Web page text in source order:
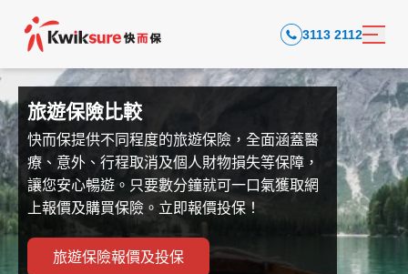
3113 2112
旅遊保險比較
快而保提供不同程度的旅遊保險，全面涵蓋醫
療、意外、行程取消及個人財物損失等保障，
讓您安心暢遊。只要數分鐘就可一口氣獲取網
上報價及購買保險。立即報價投保！
旅遊保險報價及投保